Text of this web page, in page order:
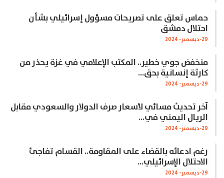
حماس تعلق على تصريحات مسؤول إسرائيلي بشأن
احتلال دمشق
29-ديسمبر- 2024
منخفض جوي خطير.. المكتب الإعلامي في غزة يحذر من
كارثة إنسانية بحق…
29-ديسمبر- 2024
آخر تحديث مسائي لأسعار صرف الدولار والسعودي مقابل
الريال اليمني في…
29-ديسمبر- 2024
رغم ادعائه بالقضاء على المقاومة.. القسام تفاجئ
الاحتلال الإسرائيلي…
29-ديسمبر- 2024